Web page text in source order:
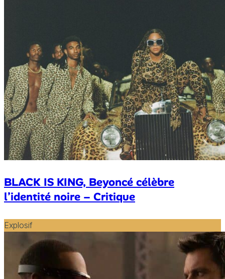
BLACK IS KING, Beyoncé célèbre
l’identité noire – Critique
Explosif